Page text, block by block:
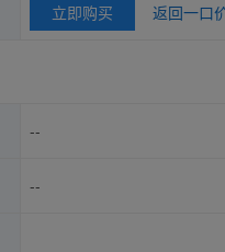
立即购买 返回一口
--
--